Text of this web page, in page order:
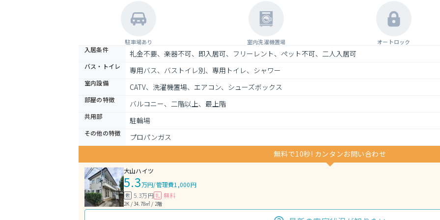
駐車場あり 室内洗濯機置場 オートロック
入居条件 礼金不要、楽器不可、即入居可、フリーレント、ペット不可、二人入居可
バス・トイレ 専用バス、バストイレ別、専用トイレ、シャワー
室内設備 CATV、洗濯機置場、エアコン、シューズボックス
部屋の特徴 バルコニー、二階以上、最上階
共用部 駐輪場
その他の特徴
プロパンガス
無料で10秒! カンタンお問い合わせ
大山ハイツ
5.3万円/管理費1,000円
敷 5.3万円 礼 無料
2K / 34.78㎡ / 2階